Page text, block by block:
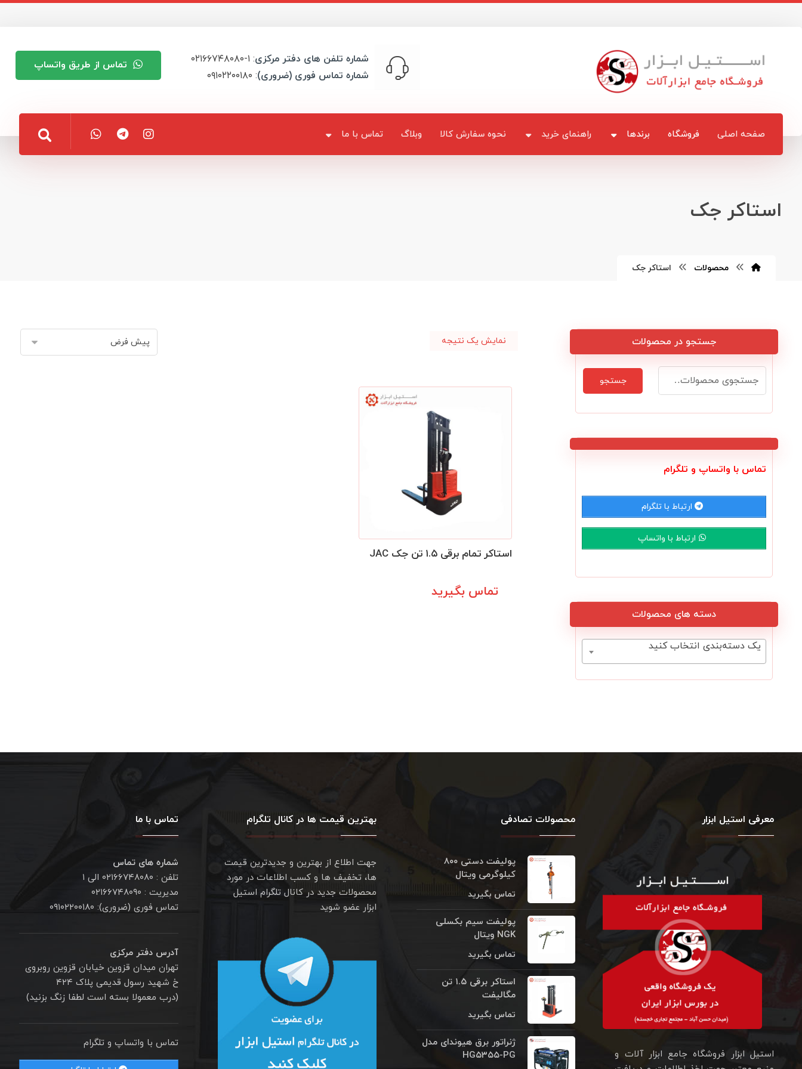
تماس از طریق واتساپ شماره تلفن های دفتر مرکزی: ۱-۰۲۱۶۶۷۴۸۰۸۰
شماره تماس فوری (ضروری): ۰۹۱۰۲۲۰۰۱۸۰
صفحه اصلی فروشگاه برندها راهنمای خرید نحوه سفارش کالا وبلاگ تماس با ما
استاکر جک
محصولات استاکر جک
نمایش یک نتیجه
استاکر تمام برقی ۱.۵ تن جک JAC
تماس بگیرید
جستجو در محصولات
جستجو
تماس با واتساپ و تلگرام
ارتباط با تلگرام
ارتباط با واتساپ
دسته های محصولات
یک دسته‌بندی انتخاب کنید
معرفی استیل ابزار
استیل ابزار فروشگاه جامع ابزار آلات و
محصولات تصادفی
پولیفت دستی ۸۰۰
کیلوگرمی ویتال
تماس بگیرید
پولیفت سیم بکسلی
NGK ویتال
تماس بگیرید
استاکر برقی ۱.۵ تن
مگالیفت
تماس بگیرید
ژنراتور برق هیوندای مدل
HG۵۳۵۵-PG
بهترین قیمت ها در کانال تلگرام
جهت اطلاع از بهترین و جدیدترین قیمت
ها، تخفیف ها و کسب اطلاعات در مورد
محصولات جدید در کانال تلگرام استیل
ابزار عضو شوید
تماس با ما
شماره های تماس
تلفن : ۰۲۱۶۶۷۴۸۰۸۰ الی ۱
مدیریت : ۰۲۱۶۶۷۴۸۰۹۰
تماس فوری (ضروری): ۰۹۱۰۲۲۰۰۱۸۰
آدرس دفتر مرکزی
تهران میدان قزوین خیابان قزوین روبروی
خ شهید رسول قدیمی پلاک ۴۲۴
(درب معمولا بسته است لطفا زنگ بزنید)
تماس با واتساپ و تلگرام